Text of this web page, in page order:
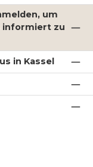
um
informiert zu
in Kassel